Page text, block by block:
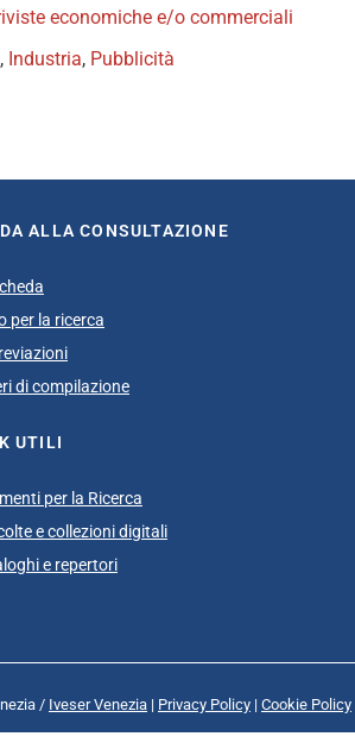
economiche e/o commerciali
, Industria, Pubblicità
ALLA CONSULTAZIONE
per la ricerca
di compilazione
UTILI
per la Ricerca
e collezioni digitali
e repertori
/ Iveser Venezia | Privacy Policy | Cookie Policy